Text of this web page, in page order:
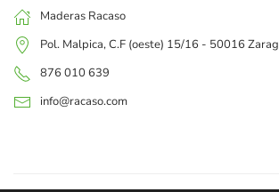
Maderas Racaso
Pol. Malpica, C.F (oeste) 15/16 - 50016
876 010 639
info@racaso.com